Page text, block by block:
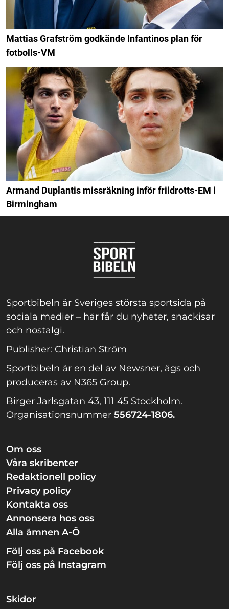
Mattias Grafström godkände Infantinos plan för
fotbolls-VM
Armand Duplantis missräkning inför friidrotts-EM i
Birmingham
Sportbibeln är Sveriges största sportsida på
sociala medier – här får du nyheter, snackisar
och nostalgi.
Publisher: Christian Ström
Sportbibeln är en del av Newsner, ägs och
produceras av N365 Group.
Birger Jarlsgatan 43, 111 45 Stockholm.
Organisationsnummer 556724-1806.
Om oss
Våra skribenter
Redaktionell policy
Privacy policy
Kontakta oss
Annonsera hos oss
Alla ämnen A-Ö
Följ oss på Facebook
Följ oss på Instagram
Skidor